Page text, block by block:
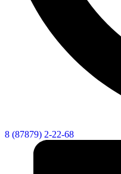
8 (87879) 2-22-68